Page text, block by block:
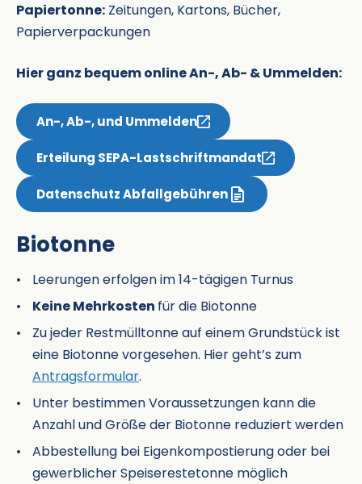
Papiertonne: Zeitungen, Kartons, Bücher,
Papierverpackungen
Hier ganz bequem online An-, Ab- & Ummelden:
An-, Ab-, und Ummelden
Erteilung SEPA-Lastschriftmandat
Datenschutz Abfallgebühren
Biotonne
Leerungen erfolgen im 14-tägigen Turnus
Keine Mehrkosten für die Biotonne
Zu jeder Restmülltonne auf einem Grundstück ist
eine Biotonne vorgesehen. Hier geht’s zum
Antragsformular.
Unter bestimmen Voraussetzungen kann die
Anzahl und Größe der Biotonne reduziert werden
Abbestellung bei Eigenkompostierung oder bei
gewerblicher Speiserestetonne möglich